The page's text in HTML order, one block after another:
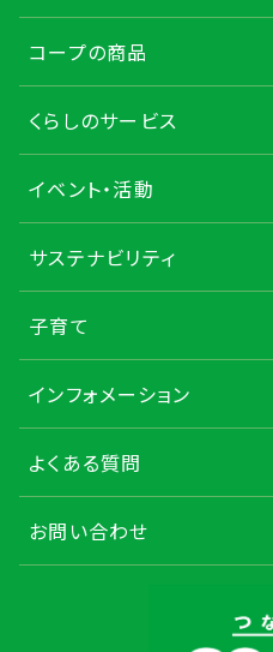
コープの商品
くらしのサービス
イベント・活動
サステナビリティ
子育て
インフォメーション
よくある質問
お問い合わせ